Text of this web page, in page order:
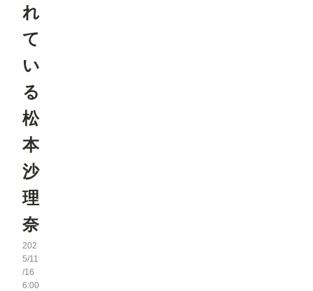
れ
て
い
る
松
本
沙
理
奈
202
5/11
/16
6:00